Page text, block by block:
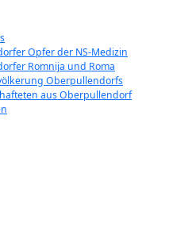
Opfer der NS-Medizin
Romnija und Roma
Oberpullendorfs
aus Oberpullendorf